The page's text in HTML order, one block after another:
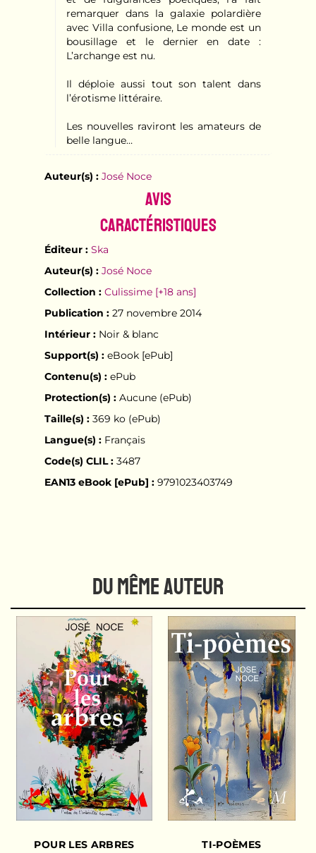
remarquer dans la galaxie polardière
avec Villa confusione, Le monde est un
bousillage et le dernier en date :
L’archange est nu.
Il déploie aussi tout son talent dans
l’érotisme littéraire.
Les nouvelles raviront les amateurs de
belle langue…
Auteur(s) : José Noce
Avis
Caractéristiques
Éditeur : Ska
Auteur(s) : José Noce
Collection : Culissime [+18 ans]
Publication :27 novembre 2014
Intérieur :Noir & blanc
Support(s) :eBook [ePub]
Contenu(s) :ePub
Protection(s) :Aucune (ePub)
Taille(s) :369 ko (ePub)
Langue(s) :Français
Code(s) CLIL :3487
EAN13 eBook [ePub] :9791023403749
DU MÊME AUTEUR
POUR LES ARBRES TI-POÈMES